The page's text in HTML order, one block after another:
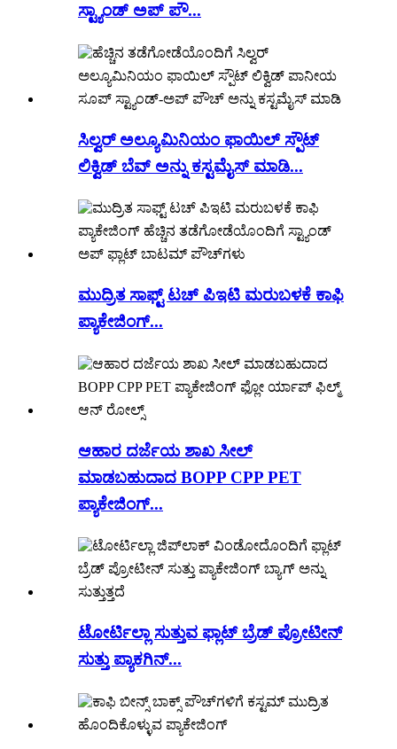
ಸ್ಟ್ಯಾಂಡ್ ಅಪ್ ಪೌ...
ಸಿಲ್ವರ್ ಅಲ್ಯೂಮಿನಿಯಂ ಫಾಯಿಲ್ ಸ್ಪೌಟ್
ಲಿಕ್ವಿಡ್ ಬೆವ್ ಅನ್ನು ಕಸ್ಟಮೈಸ್ ಮಾಡಿ...
ಮುದ್ರಿತ ಸಾಫ್ಟ್ ಟಚ್ ಪಿಇಟಿ ಮರುಬಳಕೆ ಕಾಫಿ
ಪ್ಯಾಕೇಜಿಂಗ್...
ಆಹಾರ ದರ್ಜೆಯ ಶಾಖ ಸೀಲ್
ಮಾಡಬಹುದಾದ BOPP CPP PET
ಪ್ಯಾಕೇಜಿಂಗ್...
ಟೋರ್ಟಿಲ್ಲಾ ಸುತ್ತುವ ಫ್ಲಾಟ್ ಬ್ರೆಡ್ ಪ್ರೋಟೀನ್
ಸುತ್ತು ಪ್ಯಾಕಗಿನ್...